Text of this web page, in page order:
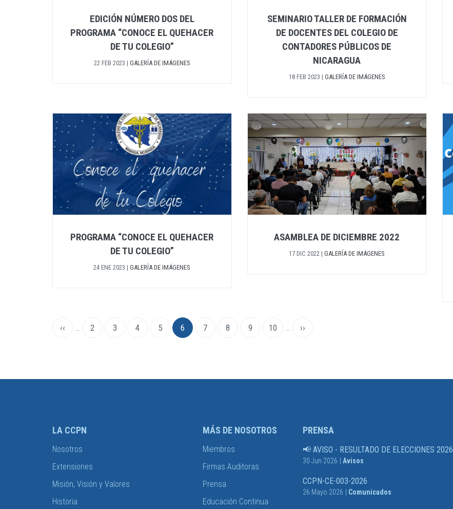
EDICIÓN NÚMERO DOS DEL
PROGRAMA “CONOCE EL QUEHACER
DE TU COLEGIO”
22 FEB 2023 | GALERÍA DE IMÁGENES
SEMINARIO TALLER DE FORMACIÓN
DE DOCENTES DEL COLEGIO DE
CONTADORES PÚBLICOS DE
NICARAGUA
18 FEB 2023 | GALERÍA DE IMÁGENES
PROGRAMA “CONOCE EL QUEHACER
DE TU COLEGIO”
24 ENE 2023 |GALERÍA DE IMÁGENES
ASAMBLEA DE DICIEMBRE 2022
17 DIC 2022 |GALERÍA DE IMÁGENES
Paginación
Página
‹‹ Page
2 Page
3 Page
4 Page
5
Página
actual
6 Page
7 Page
8 Page
9 Page
10
Siguiente
››
LA CCPN
Nosotros
Extensiones
Misión, Visión y Valores
Historia
MÁS DE NOSOTROS
Miembros
Firmas Auditoras
Prensa
Educación Continua
PRENSA
📢 AVISO - RESULTADO DE ELECCIONES 2026
30 Jun 2026 Avisos
CCPN-CE-003-2026
26 Mayo 2026 Comunicados